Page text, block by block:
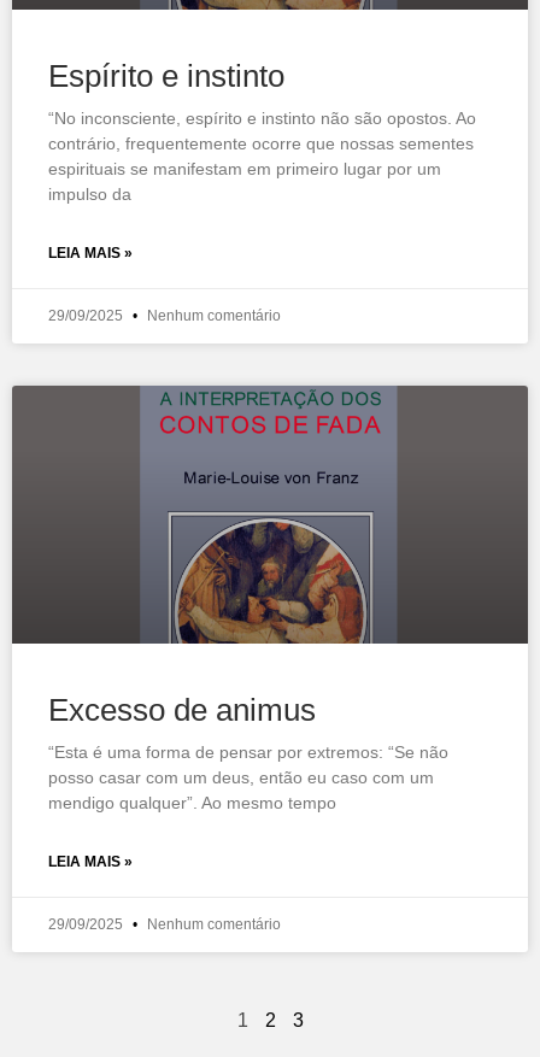
Espírito e instinto
“No inconsciente, espírito e instinto não são opostos. Ao
contrário, frequentemente ocorre que nossas sementes
espirituais se manifestam em primeiro lugar por um
impulso da
LEIA MAIS »
29/09/2025 Nenhum comentário
Excesso de animus
“Esta é uma forma de pensar por extremos: “Se não
posso casar com um deus, então eu caso com um
mendigo qualquer”. Ao mesmo tempo
LEIA MAIS »
29/09/2025 Nenhum comentário
1 2 3